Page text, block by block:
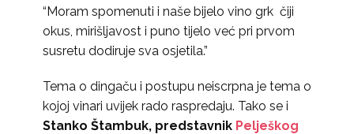
“Moram spomenuti i naše bijelo vino grk čiji
okus, mirišljavost i puno tijelo već pri prvom
susretu dodiruje sva osjetila.”
Tema o dingaču i postupu neiscrpna je tema o
kojoj vinari uvijek rado raspredaju. Tako se i
Stanko Štambuk, predstavnik Pelješkog